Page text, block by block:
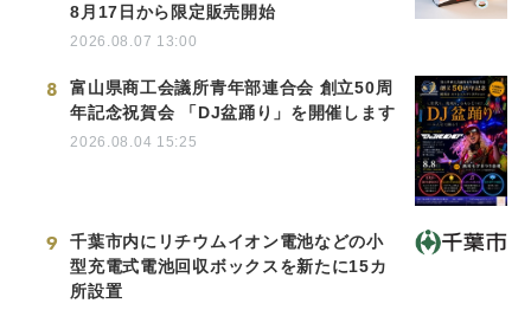
8月17日から限定販売開始
2026.08.07 13:00
8
富山県商工会議所青年部連合会 創立50周
年記念祝賀会 「DJ盆踊り」を開催します
2026.08.04 15:25
9
千葉市内にリチウムイオン電池などの小
型充電式電池回収ボックスを新たに15カ
所設置